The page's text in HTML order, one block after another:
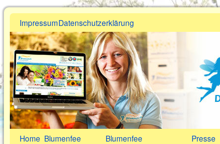
ImpressumDatenschutzerklärung
Home Blumenfee
Blumenfee
Presse